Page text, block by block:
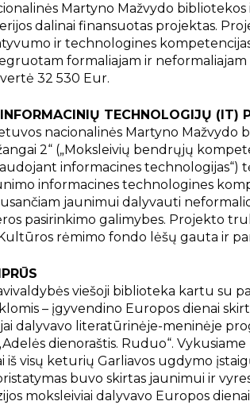
Martyno Mažvydo
dalinai finansuotas projektas.
ir technologines
formaliajam ir
32 530 Eur.
TECHNOLOGIJŲ (IT)
nacionalinės Martyno
2“ („Moksleivių bendrųjų
informacines technologijas“)
informacines technologines
jaunimui dalyvauti
pasirinkimo galimybes. Projekto
rėmimo fondo lėšų gauta ir
viešoji biblioteka kartu su
– įgyvendino Europos dienai
dalyvavo literatūrinėje-meninėje
dienoraštis. Ruduo“.
iš visų keturių Garliavos ugdymo
buvo skirtas jaunimui ir
moksleiviai dalyvavo Europos